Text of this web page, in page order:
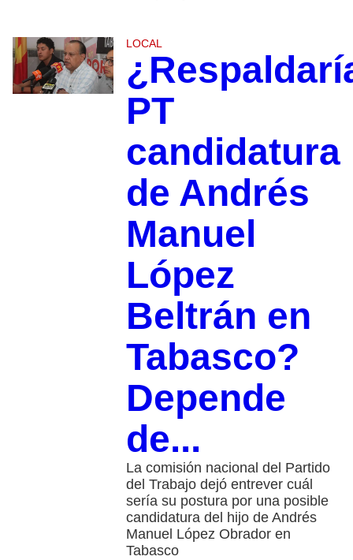
LOCAL
PT
candidatura
de Andrés
Manuel
López
Beltrán en
Tabasco?
Depende
de...
La comisión nacional del Partido
del Trabajo dejó entrever cuál
sería su postura por una posible
candidatura del hijo de Andrés
Manuel López Obrador en
Tabasco